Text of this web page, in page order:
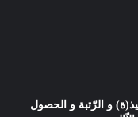
و الرّتبة و الحصول